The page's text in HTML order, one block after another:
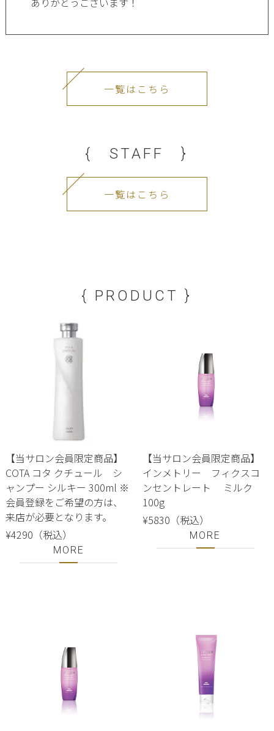
一覧はこちら
{ STAFF }
一覧はこちら
{ PRODUCT }
【当サロン会員限定商品】
COTA コタ クチュール シ
ャンプー シルキー 300ml ※
会員登録をご希望の方は、
来店が必要となります。
¥4290（税込）
MORE
【当サロン会員限定商品】
インメトリー フィクスコ
ンセントレート ミルク
100g
¥5830（税込）
MORE